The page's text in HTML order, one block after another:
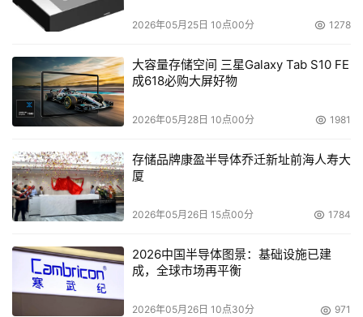
记者了解到，产品及行业应当由企业自身把握，涉及到
如何利用互联网则应当更多的由网络营销服务机构去“操
心”。比如一家网络营销服务机构根据企业经费预算选择合
适的域名注册机构、服务器提供商和网站建设方案；根据企
业产品推广和细分市场占位的规划，帮助企业开展搜索引擎
竞价排名，并研究、选择适合的关键词组合；结合自身是多
百度(BAIDU)、谷歌(GOOGLE)及行业网站同步投放关键词
广告。由此可见，从需求满足、手段丰富、成本优先等多个
角度来看，网络营销服务机构对于企业开展网络营销的价值
郑培秘书长介绍：“一般来说，专业的网络营销服务机
构也会不断地做各行各业网络营销策略研究及实施经验总
2026年05月25日 10点00分 1278
大容量存储空间 三星Galaxy Tab S10 FE
成618必购大屏好物
2026年05月28日 10点00分 1981
存储品牌康盈半导体乔迁新址前海人寿大
厦
2026年05月26日 15点00分 1784
2026中国半导体图景：基础设施已建
成，全球市场再平衡
2026年05月26日 10点30分 971